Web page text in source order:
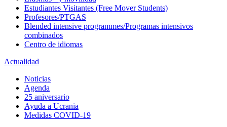
Estudiantes Visitantes (Free Mover Students)
Profesores/PTGAS
Blended intensive programmes/Programas intensivos
combinados
Centro de idiomas
Actualidad
Noticias
Agenda
25 aniversario
Ayuda a Ucrania
Medidas COVID-19